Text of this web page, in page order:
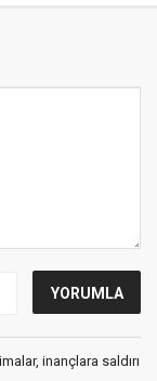
inançlara saldırı